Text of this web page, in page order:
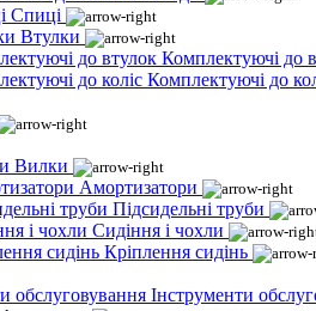
Спиці
Втулки
Комплектуючі до
Комплектуючі до
Вилки
Амортизатори
Підсидельні труби
Сидіння і чохли
Кріплення сидінь
Інструменти